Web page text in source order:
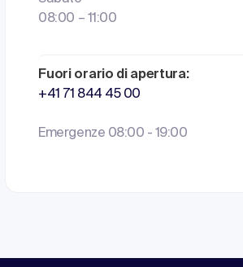
08:00 – 11:00
Fuori orario di apertura:
+41 71 844 45 00
Emergenze 08:00 - 19:00